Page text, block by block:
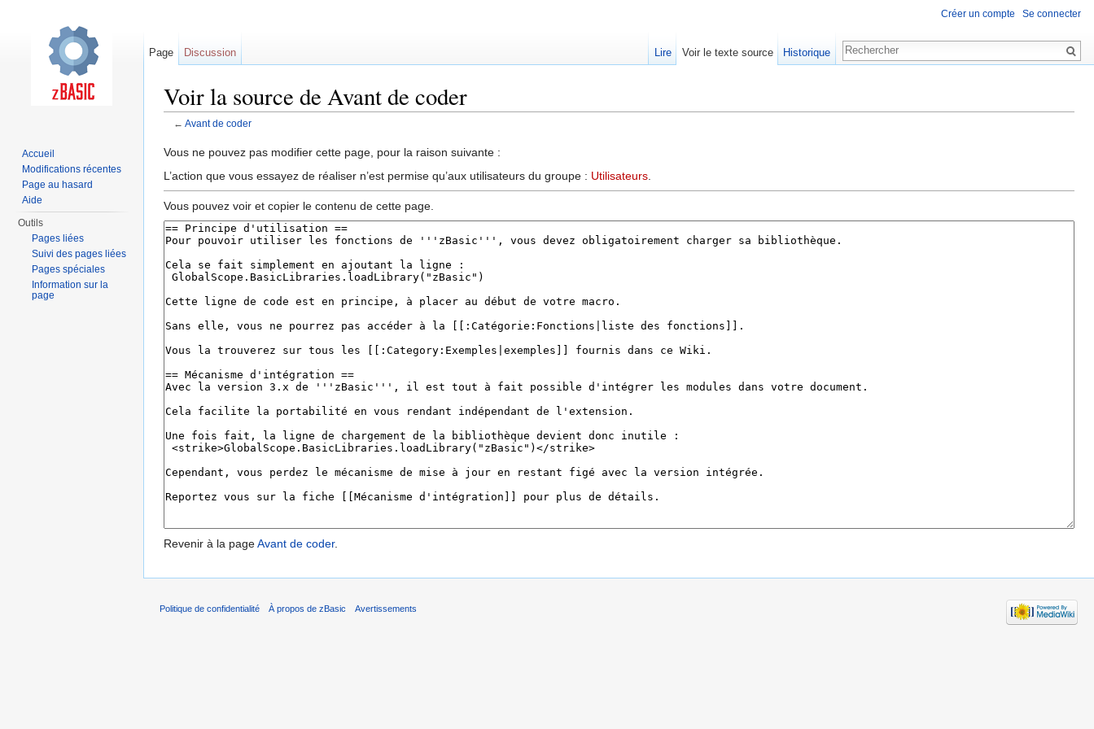
Voir la source de Avant de coder
← Avant de coder
Vous ne pouvez pas modifier cette page, pour la raison suivante :
L’action que vous essayez de réaliser n’est permise qu’aux utilisateurs du groupe : Utilisateurs
Vous pouvez voir et copier le contenu de cette page.
Revenir à la pageAvant de coder.
Créer un compte Se connecter
Page Discussion Lire Voir le texte source Historique
Accueil
Modifications récentes
Page au hasard
Aide
Outils
Pages liées
Suivi des pages liées
Pages spéciales
Information sur la
page
Politique de confidentialité À propos de zBasic Avertissements